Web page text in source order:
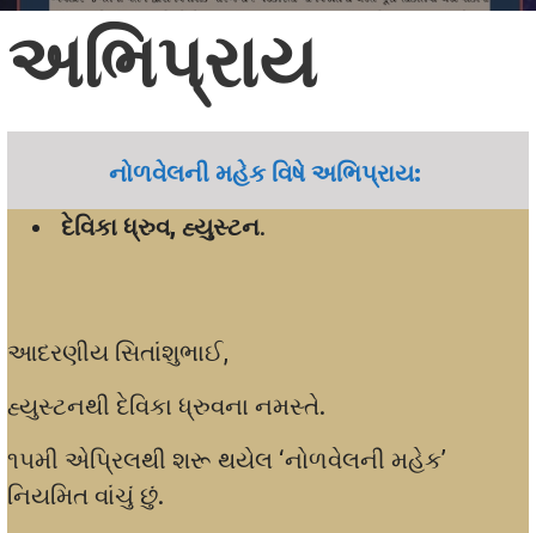
અભિપ્રાય
નોળવેલની મહેક વિષે અભિપ્રાય:
દેવિકા ધ્રુવ, હ્યુસ્ટન.
આદરણીય સિતાંશુભાઈ,
હ્યુસ્ટનથી દેવિકા ધ્રુવના નમસ્તે.
૧૫મી એપ્રિલથી શરૂ થયેલ ‘નોળવેલની મહેક’
નિયમિત વાંચું છું.